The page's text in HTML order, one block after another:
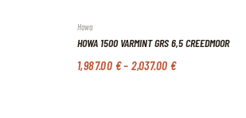
Howa
HOWA 1500 VARMINT GRS 6,5 CREEDMOOR
1,987.00 €– 2,037.00 €